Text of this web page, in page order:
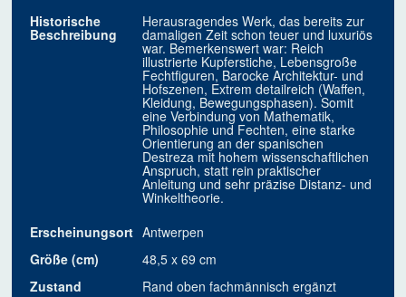
Historische
Beschreibung
Herausragendes Werk, das bereits zur
damaligen Zeit schon teuer und luxuriös
war. Bemerkenswert war: Reich
illustrierte Kupferstiche, Lebensgroße
Fechtfiguren, Barocke Architektur- und
Hofszenen, Extrem detailreich (Waffen,
Kleidung, Bewegungsphasen). Somit
eine Verbindung von Mathematik,
Philosophie und Fechten, eine starke
Orientierung an der spanischen
Destreza mit hohem wissenschaftlichen
Anspruch, statt rein praktischer
Anleitung und sehr präzise Distanz- und
Winkeltheorie.
Erscheinungsort Antwerpen
Größe (cm)
48,5 x 69 cm
Zustand
Rand oben fachmännisch ergänzt